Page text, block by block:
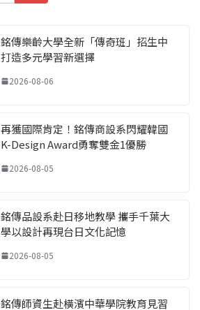
銘傳樂齡大學全新「傳奇班」招生中
打造多元學習新選擇
2026-08-06
再獲國際肯定！銘傳商設系閃耀韓國
K-Design Award勇奪雙金1優勝
2026-08-05
銘傳品設系赴日移地教學 攜手千葉大
學以設計再現台日文化記憶
2026-08-05
銘傳師資生赴橫濱中華學院教育見習